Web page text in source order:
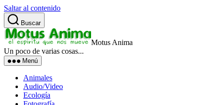
Saltar al contenido
Buscar
Motus Anima
Un poco de varias cosas...
Menú
Animales
Audio/Video
Ecología